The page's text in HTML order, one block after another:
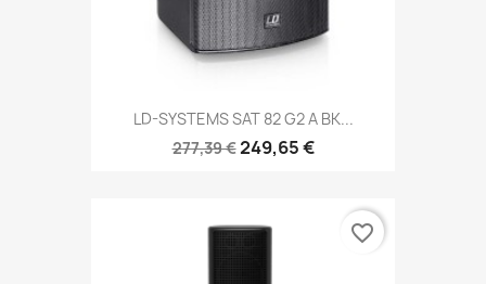
LD-SYSTEMS SAT 82 G2 A BK...
277,39 €249,65 €
favorite_border